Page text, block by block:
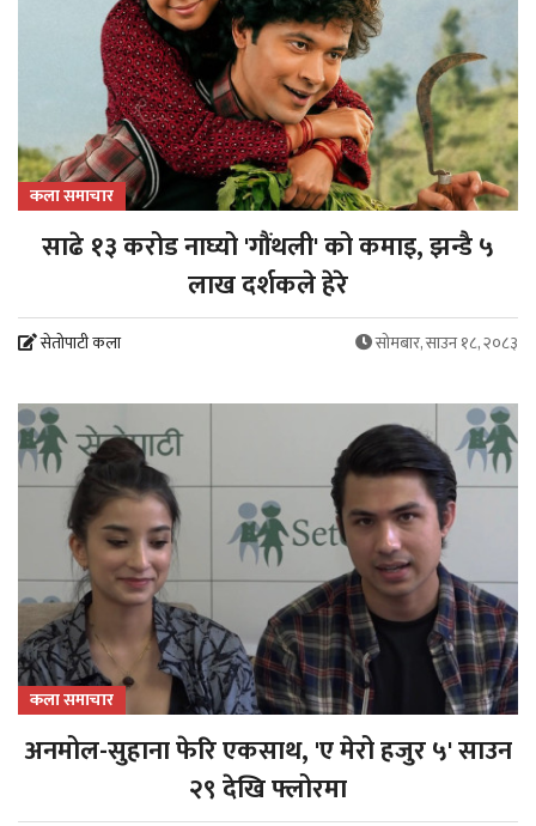
कला समाचार
साढे १३ करोड नाघ्यो 'गौंथली' को कमाइ, झन्डै ५
लाख दर्शकले हेरे
सेतोपाटी कला सोमबार, साउन १८, २०८३
कला समाचार
अनमोल-सुहाना फेरि एकसाथ, 'ए मेरो हजुर ५' साउन
२९ देखि फ्लोरमा